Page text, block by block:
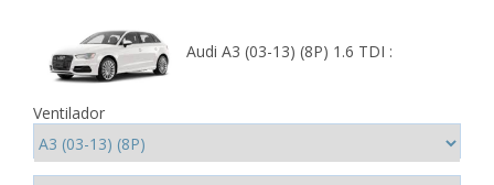
Audi A3 (03-13) (8P) 1.6 TDI :
Ventilador